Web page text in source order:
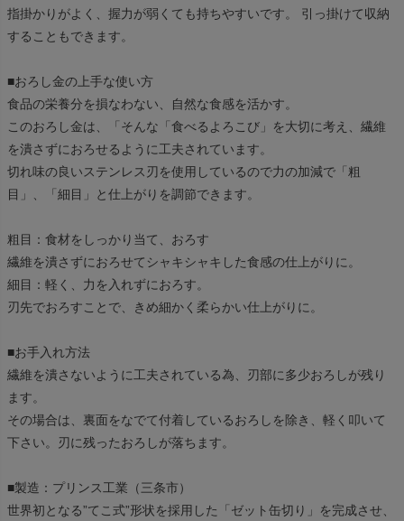
指掛かりがよく、握力が弱くても持ちやすいです。 引っ掛けて収納
することもできます。
■おろし金の上手な使い方
食品の栄養分を損なわない、自然な食感を活かす。
このおろし金は、「そんな「食べるよろこび」を大切に考え、繊維
を潰さずにおろせるように工夫されています。
切れ味の良いステンレス刃を使用しているので力の加減で「粗
目」、「細目」と仕上がりを調節できます。
粗目：食材をしっかり当て、おろす
繊維を潰さずにおろせてシャキシャキした食感の仕上がりに。
細目：軽く、力を入れずにおろす。
刃先でおろすことで、きめ細かく柔らかい仕上がりに。
■お手入れ方法
繊維を潰さないように工夫されている為、刃部に多少おろしが残り
ます。
その場合は、裏面をなでて付着しているおろしを除き、軽く叩いて
下さい。刃に残ったおろしが落ちます。
■製造：プリンス工業（三条市）
世界初となる”てこ式”形状を採用した「ゼット缶切り」を完成させ、